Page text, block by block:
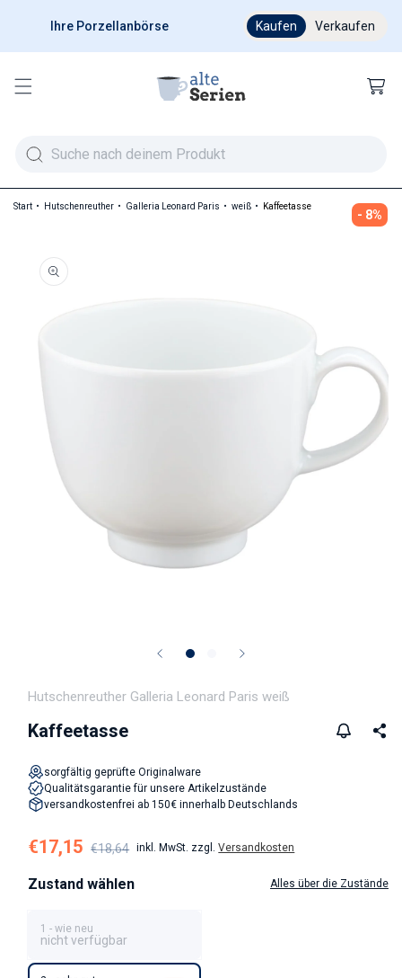
Ihre Porzellanbörse Ab 200 €
Kaufen Verkaufen
Start Hutschenreuther Galleria Leonard Paris weiß Kaffeetasse
- 8%
Hutschenreuther Galleria Leonard Paris weiß
Kaffeetasse
sorgfältig geprüfte Originalware
Qualitätsgarantie für unsere Artikelzustände
versandkostenfrei ab 150€ innerhalb Deutschlands
Verkaufspreis
€17,15 Normaler Preis
€18,64 inkl. MwSt. zzgl.Versandkosten
Zustand wählen Alles über die Zustände
1 - wie neu
nicht verfügbar